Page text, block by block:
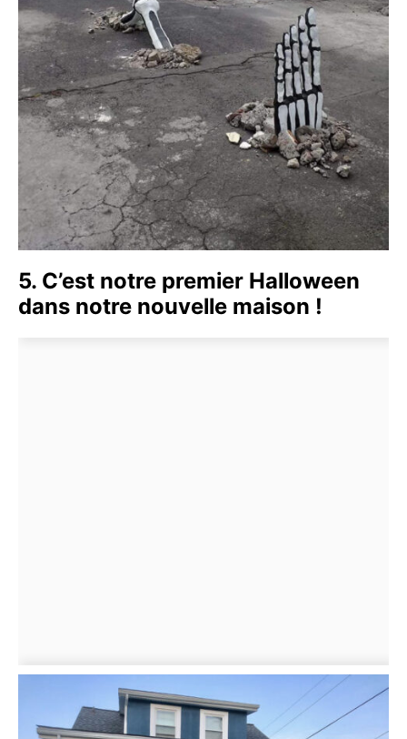
5. C’est notre premier Halloween
dans notre nouvelle maison !